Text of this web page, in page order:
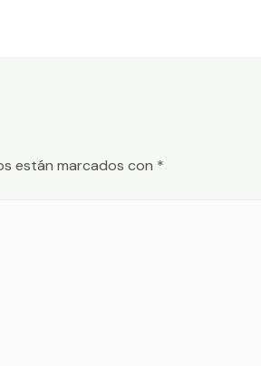
están marcados con *